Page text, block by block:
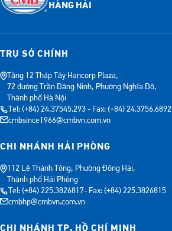
HÀNG HẢI
TRỤ SỞ CHÍNH
Tầng 12 Tháp Tây Hancorp Plaza,
72 đường Trần Đăng Ninh, Phường Nghĩa Đô,
Thành phố Hà Nội
Tel: (+84) 24.37545.293 - Fax: (+84) 24.3756.6892
cmbsince1966@cmbvn.com.vn
CHI NHÁNH HẢI PHÒNG
112 Lê Thánh Tông, Phường Đông Hải,
Thành phố Hải Phòng
Tel: (+84) 225.3826817- Fax: (+84) 225.3826815
cmbhp@cmbvn.com.vn
CHI NHÁNH TP. HỒ CHÍ MINH